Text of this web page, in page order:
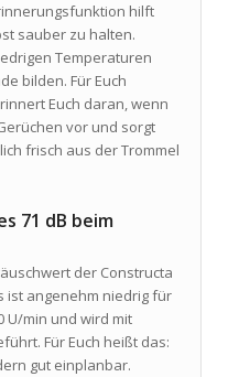
hilft
sauber zu halten.
Temperaturen
bilden. Für Euch
Euch daran, wenn
vor und sorgt
frisch aus der Trommel
71 dB beim
der Constructa
ist angenehm niedrig für
U/min und wird mit
Für Euch heißt das:
gut einplanbar.